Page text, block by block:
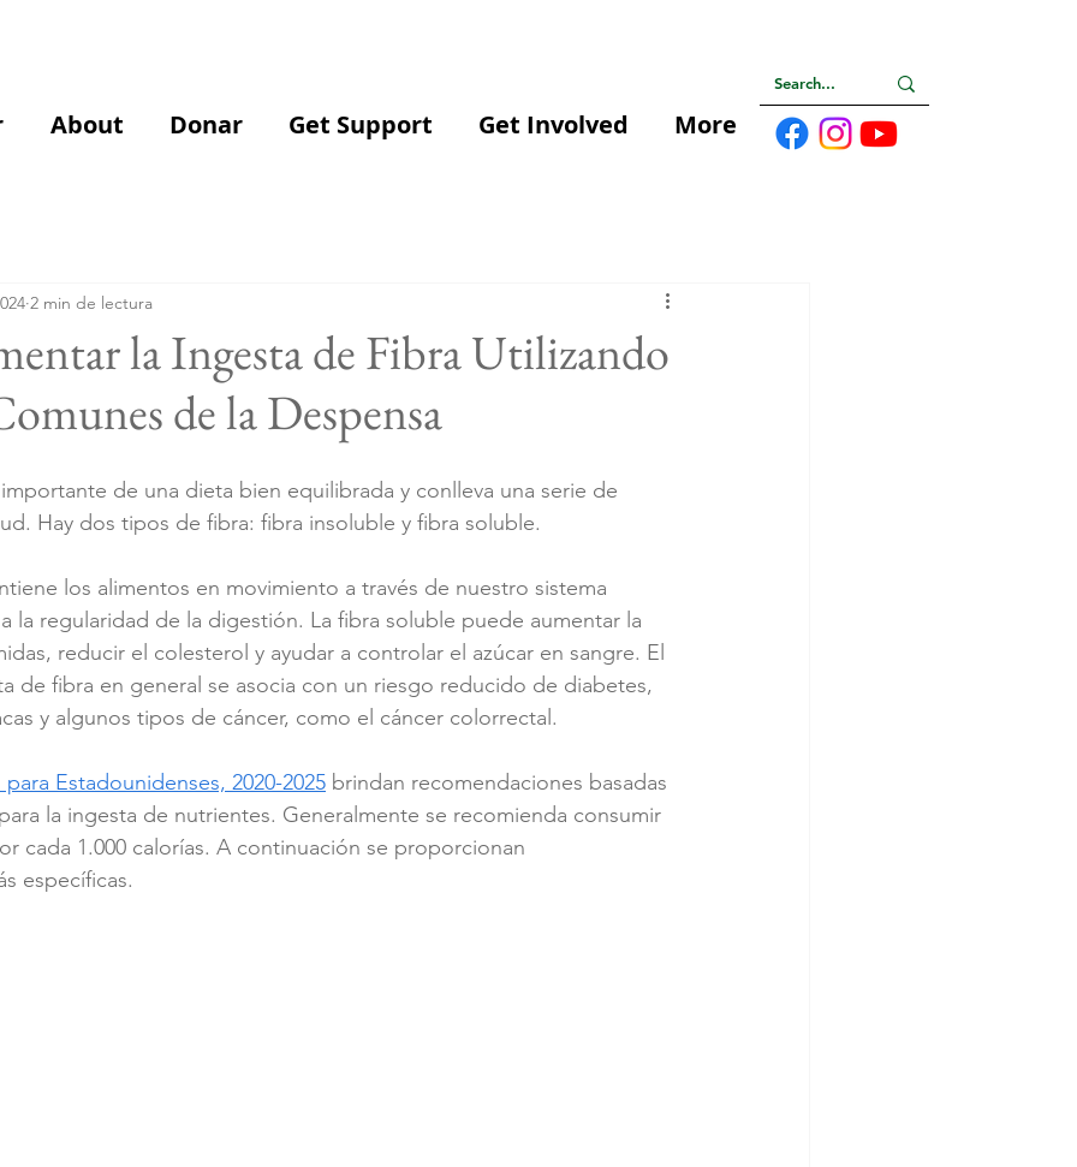
About Donar Get Support Get Involved More
la Ingesta de Fibra Utilizando
de la Despensa
2 min de lectura
de una dieta bien equilibrada y conlleva una serie de
Hay dos tipos de fibra: fibra insoluble y fibra soluble.
los alimentos en movimiento a través de nuestro sistema
la regularidad de la digestión. La fibra soluble puede aumentar la
reducir el colesterol y ayudar a controlar el azúcar en sangre. El
de fibra en general se asocia con un riesgo reducido de diabetes,
y algunos tipos de cáncer, como el cáncer colorrectal.
Estadounidenses, 2020-2025 brindan recomendaciones basadas
la ingesta de nutrientes. Generalmente se recomienda consumir
cada 1.000 calorías. A continuación se proporcionan
específicas.